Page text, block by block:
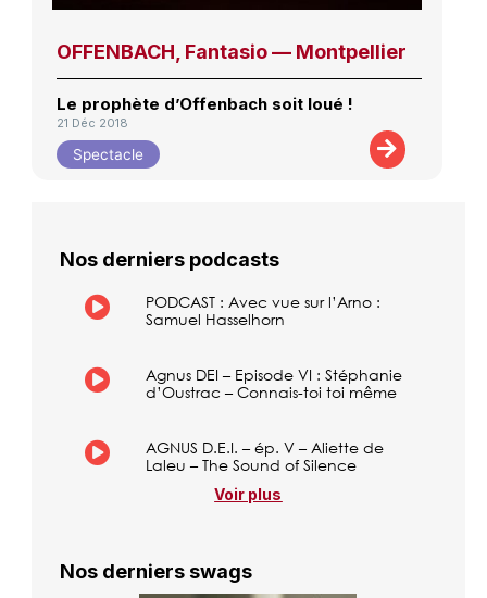
OFFENBACH, Fantasio — Montpellier
Le prophète d’Offenbach soit loué !
21 Déc 2018
Spectacle
Nos derniers podcasts
PODCAST : Avec vue sur l’Arno :
Samuel Hasselhorn
Agnus DEI – Episode VI : Stéphanie
d’Oustrac – Connais-toi toi même
AGNUS D.E.I. – ép. V – Aliette de
Laleu – The Sound of Silence
Voir plus
Nos derniers swags